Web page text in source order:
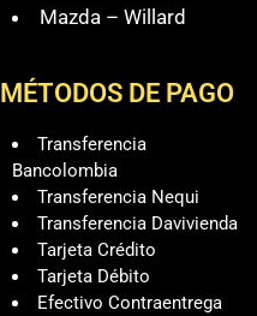
Mazda – Willard
MÉTODOS DE PAGO
Transferencia
Bancolombia
Transferencia Nequi
Transferencia Davivienda
Tarjeta Crédito
Tarjeta Débito
Efectivo Contraentrega